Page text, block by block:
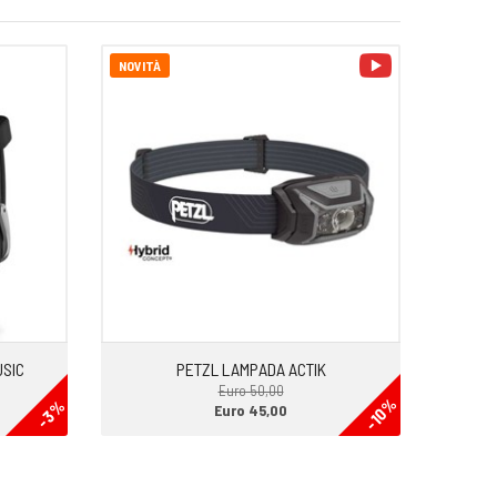
-3%
NOVITÀ
PETZL LAMPADA ACTIK
Euro 50,00
-10%
Euro 45,00